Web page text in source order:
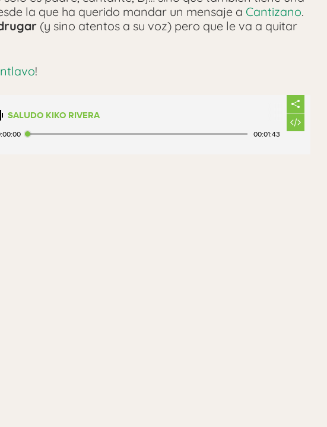
la que ha querido mandar un mensaje a Cantizano.
(y sino atentos a su voz) pero que le va a quitar
!
SALUDO KIKO RIVERA
00:01:43